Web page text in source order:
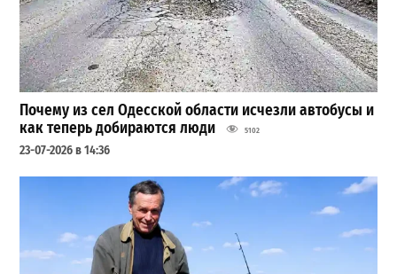
Почему из сел Одесской области исчезли автобусы и
как теперь добираются люди
5102
23-07-2026 в 14:36